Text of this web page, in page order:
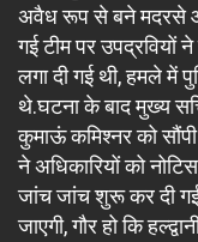
अवैध रूप से बने मदरसे
गई टीम पर उपद्रवियों
लगा दी गई थी, हमले में
थे.घटना के बाद मुख्य
कुमाऊं कमिश्नर को
ने अधिकारियों को
जांच जांच शुरू कर दी गई
जाएगी, गौर हो कि